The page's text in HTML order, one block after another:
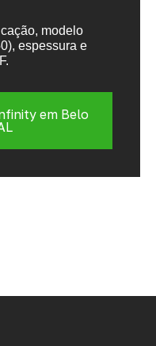
modelo
espessura e
em Belo